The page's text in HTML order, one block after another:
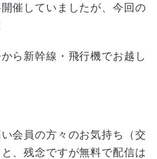
催していましたが、今回の
ら新幹線・飛行機でお越し
会員の方々のお気持ち（交
、残念ですが無料で配信は